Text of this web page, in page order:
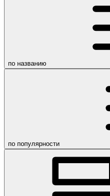
по названию
по популярности